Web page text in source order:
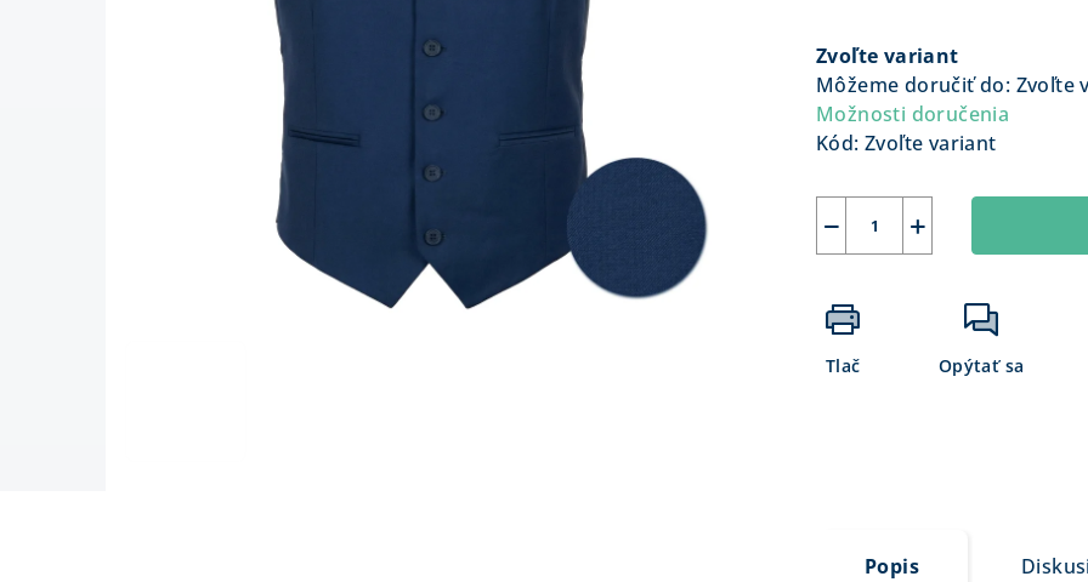
cena:
Zvoľte variant
Môžeme doručiť do: Zvoľte
Možnosti doručenia
Kód: Zvoľte variant
+
−
Tlač Opýtať sa
Popis